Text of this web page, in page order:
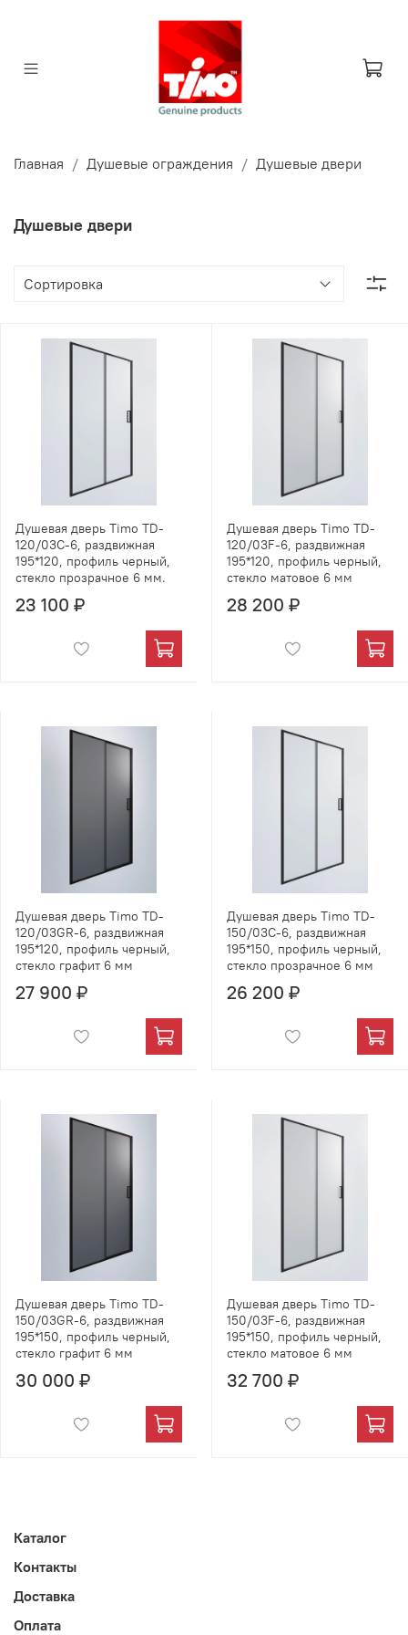
Главная Душевые ограждения Душевые двери
Душевые двери
Душевая дверь Timo TD-
120/03C-6, раздвижная
195*120, профиль черный,
стекло прозрачное 6 мм.
23 100 ₽
Душевая дверь Timo TD-
120/03F-6, раздвижная
195*120, профиль черный,
стекло матовое 6 мм
28 200 ₽
Душевая дверь Timo TD-
120/03GR-6, раздвижная
195*120, профиль черный,
стекло графит 6 мм
27 900 ₽
Душевая дверь Timo TD-
150/03C-6, раздвижная
195*150, профиль черный,
стекло прозрачное 6 мм
26 200 ₽
Душевая дверь Timo TD-
150/03GR-6, раздвижная
195*150, профиль черный,
стекло графит 6 мм
30 000 ₽
Душевая дверь Timo TD-
150/03F-6, раздвижная
195*150, профиль черный,
стекло матовое 6 мм
32 700 ₽
Каталог
Контакты
Доставка
Оплата